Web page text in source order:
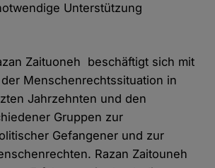
Unterstützung
Zaituoneh beschäftigt sich mit
Menschenrechtssituation in
Jahrzehnten und den
Gruppen zur
Gefangener und zur
Razan Zaitouneh